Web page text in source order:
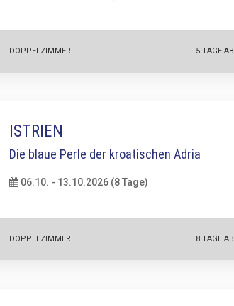
5 TAGE AB
DOPPELZIMMER
ISTRIEN
Die blaue Perle der kroatischen Adria
06.10. - 13.10.2026 (8 Tage)
8 TAGE AB
DOPPELZIMMER